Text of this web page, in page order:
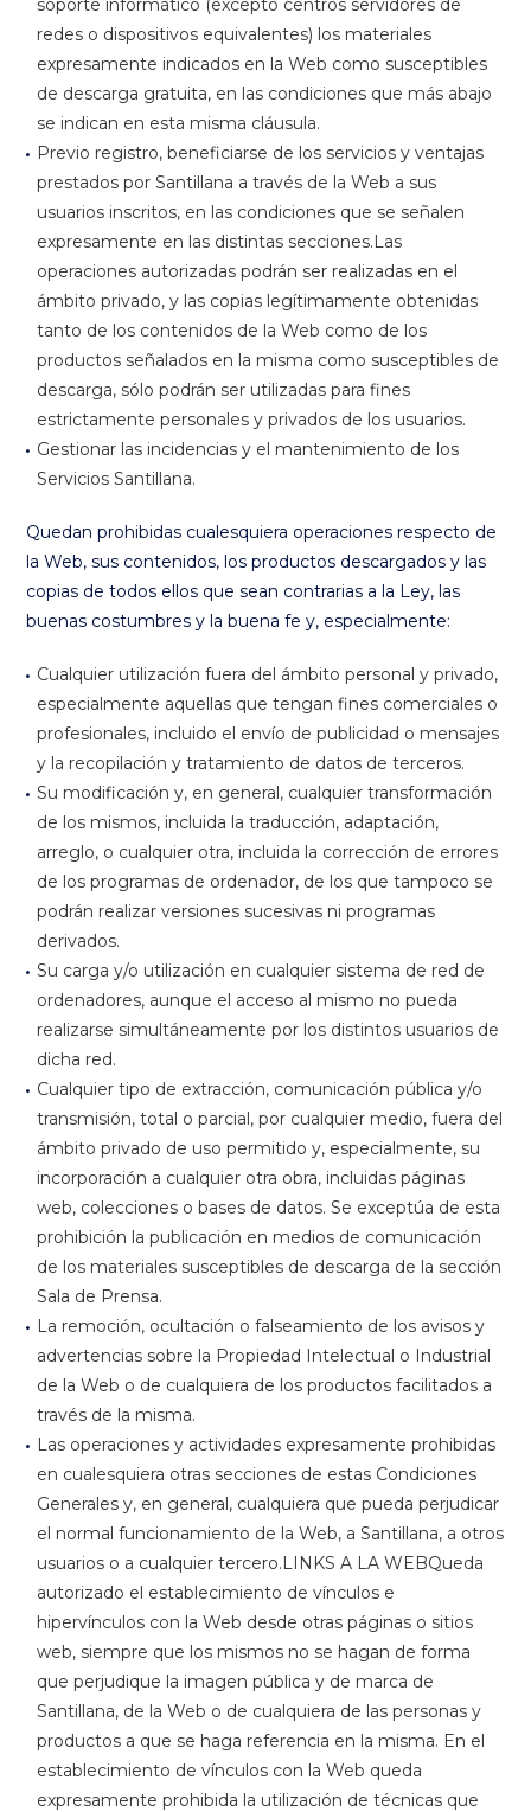
soporte informático (excepto centros servidores de
redes o dispositivos equivalentes) los materiales
expresamente indicados en la Web como susceptibles
de descarga gratuita, en las condiciones que más abajo
se indican en esta misma cláusula.
Previo registro, beneficiarse de los servicios y ventajas
prestados por Santillana a través de la Web a sus
usuarios inscritos, en las condiciones que se señalen
expresamente en las distintas secciones.Las
operaciones autorizadas podrán ser realizadas en el
ámbito privado, y las copias legítimamente obtenidas
tanto de los contenidos de la Web como de los
productos señalados en la misma como susceptibles de
descarga, sólo podrán ser utilizadas para fines
estrictamente personales y privados de los usuarios.
Gestionar las incidencias y el mantenimiento de los
Servicios Santillana.
Quedan prohibidas cualesquiera operaciones respecto de
la Web, sus contenidos, los productos descargados y las
copias de todos ellos que sean contrarias a la Ley, las
buenas costumbres y la buena fe y, especialmente:
Cualquier utilización fuera del ámbito personal y privado,
especialmente aquellas que tengan fines comerciales o
profesionales, incluido el envío de publicidad o mensajes
y la recopilación y tratamiento de datos de terceros.
Su modificación y, en general, cualquier transformación
de los mismos, incluida la traducción, adaptación,
arreglo, o cualquier otra, incluida la corrección de errores
de los programas de ordenador, de los que tampoco se
podrán realizar versiones sucesivas ni programas
derivados.
Su carga y/o utilización en cualquier sistema de red de
ordenadores, aunque el acceso al mismo no pueda
realizarse simultáneamente por los distintos usuarios de
dicha red.
Cualquier tipo de extracción, comunicación pública y/o
transmisión, total o parcial, por cualquier medio, fuera del
ámbito privado de uso permitido y, especialmente, su
incorporación a cualquier otra obra, incluidas páginas
web, colecciones o bases de datos. Se exceptúa de esta
prohibición la publicación en medios de comunicación
de los materiales susceptibles de descarga de la sección
Sala de Prensa.
La remoción, ocultación o falseamiento de los avisos y
advertencias sobre la Propiedad Intelectual o Industrial
de la Web o de cualquiera de los productos facilitados a
través de la misma.
Las operaciones y actividades expresamente prohibidas
en cualesquiera otras secciones de estas Condiciones
Generales y, en general, cualquiera que pueda perjudicar
el normal funcionamiento de la Web, a Santillana, a otros
usuarios o a cualquier tercero.LINKS A LA WEBQueda
autorizado el establecimiento de vínculos e
hipervínculos con la Web desde otras páginas o sitios
web, siempre que los mismos no se hagan de forma
que perjudique la imagen pública y de marca de
Santillana, de la Web o de cualquiera de las personas y
productos a que se haga referencia en la misma. En el
establecimiento de vínculos con la Web queda
expresamente prohibida la utilización de técnicas que